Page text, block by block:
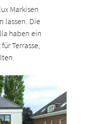
Markisen
lassen. Die
haben ein
Terrasse,